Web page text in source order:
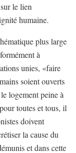
le lien
humaine.
plus large
à
unies, «faire
soient ouverts
logement peine à
toutes et tous, il
doivent
la cause du
et dans cette